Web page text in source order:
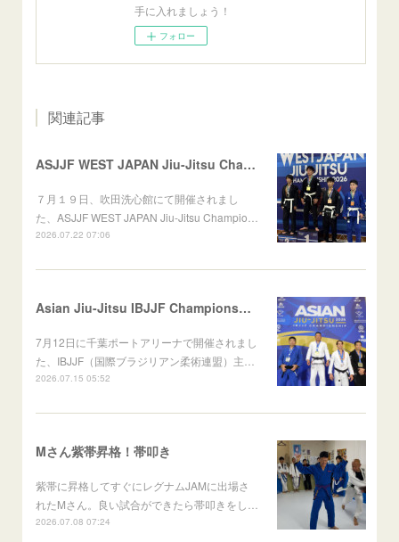
手に入れましょう！
フォロー
関連記事
ASJJF WEST JAPAN Jiu-Jitsu Championship
７月１９日、吹田洗心館にて開催されまし
た、ASJJF WEST JAPAN Jiu-Jitsu Champio…
2026.07.22 07:06
Asian Jiu-Jitsu IBJJF Championship 2026
7月12日に千葉ポートアリーナで開催されまし
た、IBJJF（国際ブラジリアン柔術連盟）主…
2026.07.15 05:52
Mさん紫帯昇格！帯叩き
紫帯に昇格してすぐにレグナムJAMに出場さ
れたMさん。良い試合ができたら帯叩きをし…
2026.07.08 07:24